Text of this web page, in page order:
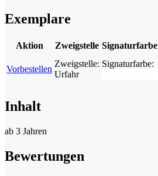
Exemplare
Aktion Zweigstelle Signaturfarbe
Vorbestellen
Zweigstelle:
Urfahr
Signaturfarbe:
Inhalt
ab 3 Jahren
Bewertungen